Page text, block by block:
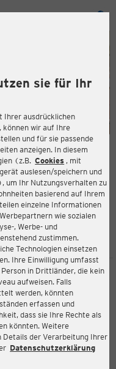
sie für Ihr
Ihrer ausdrücklichen
können wir auf Ihre
und für sie passende
anzeigen. In diesem
(z.B. Cookies , mit
auslesen/speichern und
um Ihr Nutzungsverhalten zu
basierend auf Ihrem
einzelne Informationen
wie sozialen
, Werbe- und
zustimmen.
Technologien einsetzen
Ihre Einwilligung umfasst
in Drittländer, die kein
aufweisen. Falls
werden, könnten
erfassen und
dass sie Ihre Rechte als
könnten. Weitere
Details der Verarbeitung Ihrer
Datenschutzerklärung
2